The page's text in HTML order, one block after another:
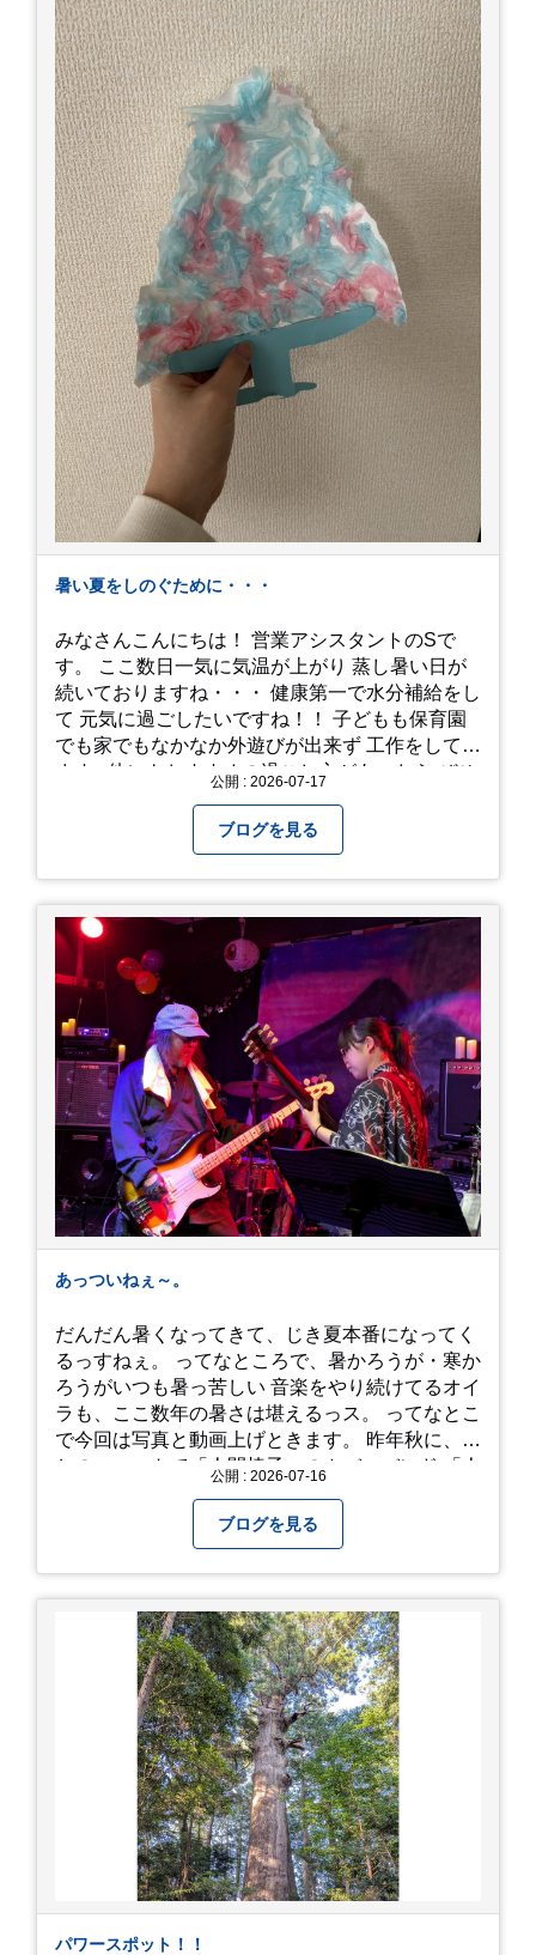
暑い夏をしのぐために・・・
みなさんこんにちは！ 営業アシスタントのSで
す。 ここ数日一気に気温が上がり 蒸し暑い日が
続いておりますね・・・ 健康第一で水分補給をし
て 元気に過ごしたいですね！！ 子どもも保育園
でも家でもなかなか外遊びが出来ず 工作をしてい
ます♪ 他にもおすすめの過ごし方があったら ぜひ
公開 : 2026-07-17
ブログを見る
あっついねぇ～。
だんだん暑くなってきて、じき夏本番になってく
るっすねぇ。 ってなところで、暑かろうが・寒か
ろうがいつも暑っ苦しい 音楽をやり続けてるオイ
ラも、ここ数年の暑さは堪えるっス。 ってなとこ
で今回は写真と動画上げときます。 昨年秋に、娘
とのユニットで「人間椅子」のカバーバンド 「人
画にしており、娘のファンからもアップしてくれ
ッ！」とされているので ここだけの公開としま
す。 非常に暑苦しいのでご観覧される方は、ご注
意くださいませ。 では、熱中症に気を付けて、お
過ごしください。
https://youtu.be/QWVP8qzpsUE
公開 : 2026-07-16
ブログを見る
パワースポット！！